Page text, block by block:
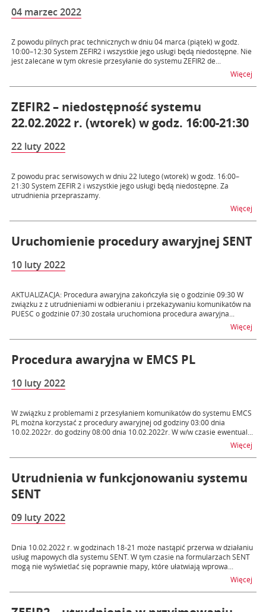
04 marzec 2022
Z powodu pilnych prac technicznych w dniu 04 marca (piątek) w godz.
10:00–12:30 System ZEFIR2 i wszystkie jego usługi będą niedostępne. Nie
jest zalecane w tym okresie przesyłanie do systemu ZEFIR2 de...
Więcej
ZEFIR2 – niedostępność systemu
22.02.2022 r. (wtorek) w godz. 16:00-21:30
22 luty 2022
Z powodu prac serwisowych w dniu 22 lutego (wtorek) w godz. 16:00–
21:30 System ZEFIR 2 i wszystkie jego usługi będą niedostępne. Za
utrudnienia przepraszamy.
Więcej
Uruchomienie procedury awaryjnej SENT
10 luty 2022
AKTUALIZACJA: Procedura awaryjna zakończyła się o godzinie 09:30 W
związku z z utrudnieniami w odbieraniu i przekazywaniu komunikatów na
PUESC o godzinie 07:30 została uruchomiona procedura awaryjna...
Więcej
Procedura awaryjna w EMCS PL
10 luty 2022
W związku z problemami z przesyłaniem komunikatów do systemu EMCS
PL można korzystać z procedury awaryjnej od godziny 03:00 dnia
10.02.2022r. do godziny 08:00 dnia 10.02.2022r. W w/w czasie ewentual...
Więcej
Utrudnienia w funkcjonowaniu systemu
SENT
09 luty 2022
Dnia 10.02.2022 r. w godzinach 18-21 może nastąpić przerwa w działaniu
usług mapowych dla systemu SENT. W tym czasie na formularzach SENT
mogą nie wyświetlać się poprawnie mapy, które ułatwiają wprowa...
Więcej